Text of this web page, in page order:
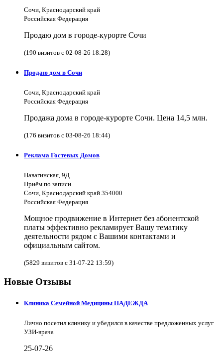
Сочи, Краснодарский край
Российская Федерация
Продаю дом в городе-курорте Сочи
(190 визитов с 02-08-26 18:28)
Продаю дом в Сочи
Сочи, Краснодарский край
Российская Федерация
Продажа дома в городе-курорте Сочи. Цена 14,5 млн.
(176 визитов с 03-08-26 18:44)
Реклама Гостевых Домов
Навагинская, 9Д
Приём по записи
Сочи, Краснодарский край 354000
Российская Федерация
Мощное продвижение в Интернет без абонентской
платы эффективно рекламирует Вашу тематику
деятельности рядом с Вашими контактами и
официальным сайтом.
(5829 визитов с 31-07-22 13:59)
Новые Отзывы
Клиника Семейной Медицины НАДЕЖДА
Лично посетил клинику и убедился в качестве предложенных услуг
УЗИ-врача
25-07-26